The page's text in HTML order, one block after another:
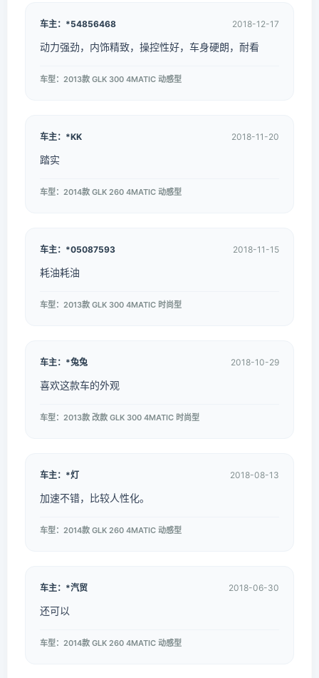
车主：*54856468 2018-12-17
动力强劲，内饰精致，操控性好，车身硬朗，耐看
车型：2013款 GLK 300 4MATIC 动感型
车主：*KK 2018-11-20
踏实
车型：2014款 GLK 260 4MATIC 动感型
车主：*05087593 2018-11-15
耗油耗油
车型：2013款 GLK 300 4MATIC 时尚型
车主：*兔兔 2018-10-29
喜欢这款车的外观
车型：2013款 改款 GLK 300 4MATIC 时尚型
车主：*灯 2018-08-13
加速不错，比较人性化。
车型：2014款 GLK 260 4MATIC 动感型
车主：*汽贸 2018-06-30
还可以
车型：2014款 GLK 260 4MATIC 动感型